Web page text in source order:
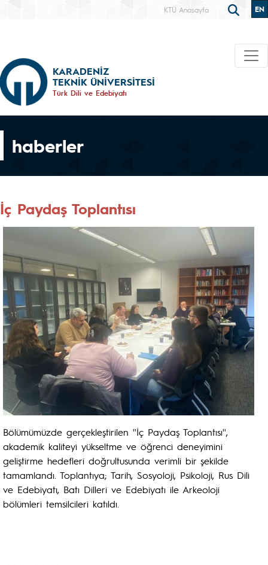
KTÜ Anasayfa EN
KARADENİZ
TEKNİK ÜNİVERSİTESİ
Türk Dili ve Edebiyatı
haberler
İç Paydaş Toplantısı
Bölümümüzde gerçekleştirilen ''İç Paydaş Toplantısı'',
akademik kaliteyi yükseltme ve öğrenci deneyimini
geliştirme hedefleri doğrultusunda verimli bir şekilde
tamamlandı. Toplantıya; Tarih, Sosyoloji, Psikoloji, Rus Dili
ve Edebiyatı, Batı Dilleri ve Edebiyatı ile Arkeoloji
bölümleri temsilcileri katıldı.